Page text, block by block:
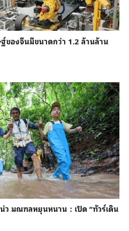
องจีนมีขนาดกว่า 1.2 ล้านล้าน
ว มณฑลหยุนหนาน：เปิด “ทัวร์เดิน